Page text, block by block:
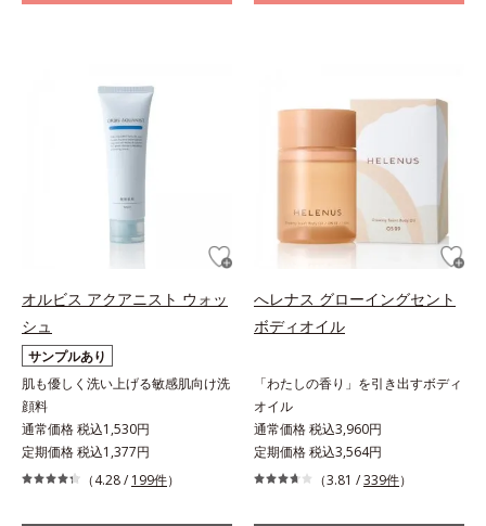
オルビス アクアニスト ウォッ
シュ
サンプルあり
肌も優しく洗い上げる敏感肌向け洗
顔料
通常価格 税込1,530円
定期価格 税込1,377円
（4.28 / 199件）
へレナス グローイングセント
ボディオイル
「わたしの香り」を引き出すボディ
オイル
通常価格 税込3,960円
定期価格 税込3,564円
（3.81 /339件）